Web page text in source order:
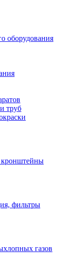
оборудования
труб
кронштейны
фильтры
газов